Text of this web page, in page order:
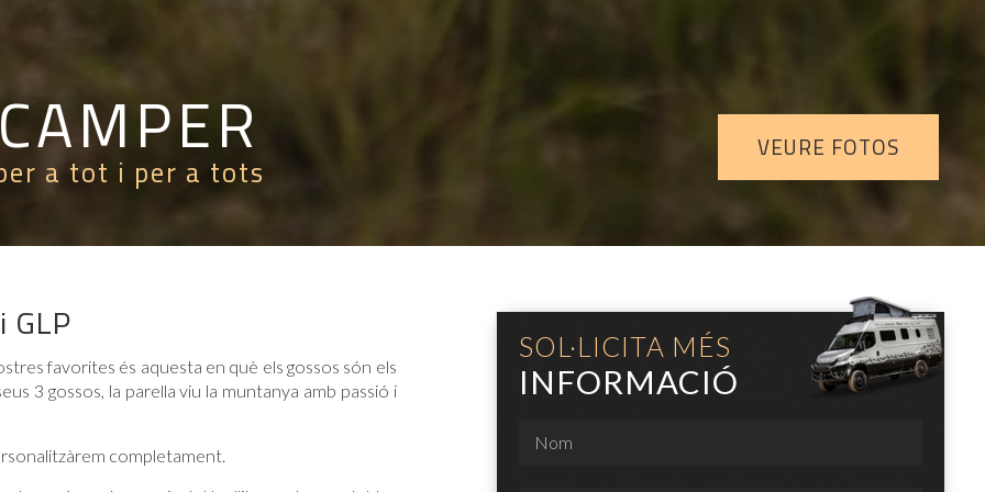
a tot i per a tots VEURE FOTOS
favorites és aquesta en què els gossos són els
3 gossos, la parella viu la muntanya amb passió i
completament.
SOL·LICITA MÉS
INFORMACIÓ